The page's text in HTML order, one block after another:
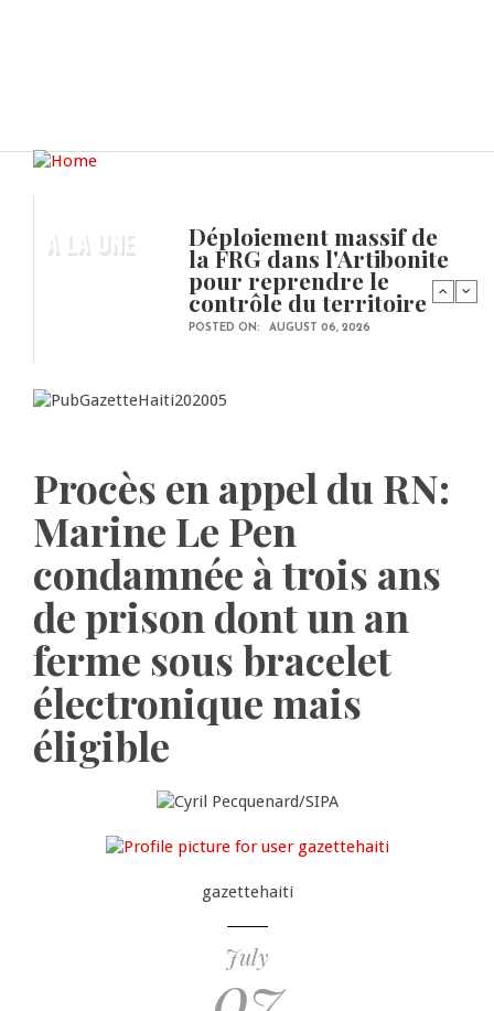
A LA UNE Déploiement massif de
la FRG dans l'Artibonite
pour reprendre le
contrôle du territoire
POSTED ON: AUGUST 06, 2026
Procès en appel du RN:
Marine Le Pen
condamnée à trois ans
de prison dont un an
ferme sous bracelet
électronique mais
éligible
gazettehaiti
July